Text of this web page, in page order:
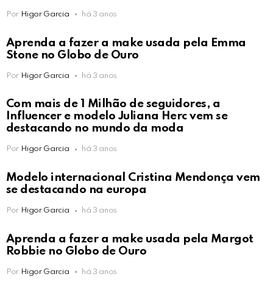
Por Higor Garcia há 3 anos
Aprenda a fazer a make usada pela Emma
Stone no Globo de Ouro
Por Higor Garcia há 3 anos
Com mais de 1 Milhão de seguidores, a
Influencer e modelo Juliana Herc vem se
destacando no mundo da moda
Por Higor Garcia há 3 anos
Modelo internacional Cristina Mendonça vem
se destacando na europa
Por Higor Garcia há 3 anos
Aprenda a fazer a make usada pela Margot
Robbie no Globo de Ouro
Por Higor Garcia há 3 anos